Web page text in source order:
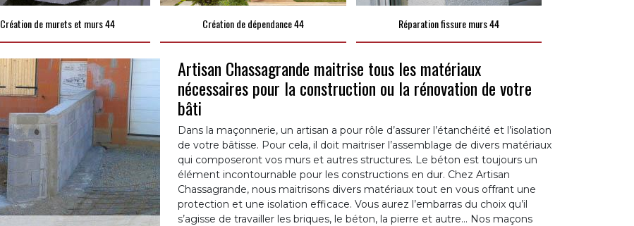
Création de murets et murs 44 Création de dépendance 44 Réparation fissure murs 44
Artisan Chassagrande maitrise tous les matériaux
nécessaires pour la construction ou la rénovation de votre
bâti
Dans la maçonnerie, un artisan a pour rôle d’assurer l’étanchéité et l’isolation
de votre bâtisse. Pour cela, il doit maitriser l’assemblage de divers matériaux
qui composeront vos murs et autres structures. Le béton est toujours un
élément incontournable pour les constructions en dur. Chez Artisan
Chassagrande, nous maitrisons divers matériaux tout en vous offrant une
protection et une isolation efficace. Vous aurez l’embarras du choix qu’il
s’agisse de travailler les briques, le béton, la pierre et autre… Nos maçons